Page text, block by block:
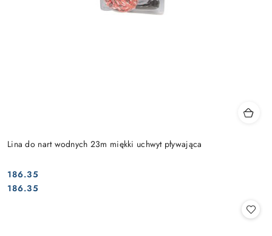
Lina do nart wodnych 23m miękki uchwyt pływająca
Cena:
186.35
Cena:
186.35